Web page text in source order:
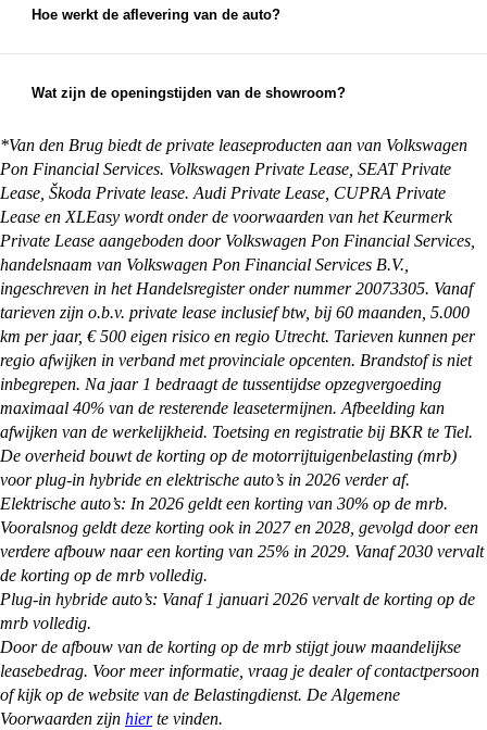
eerlijke inruilwaarde te bepalen. Hiervoor kun je
ruilen.
Hoe werkt de aflevering van de auto?
op te halen bij een van onze vestigingen, maar we
bij je thuis. Alles waar je rekening mee moet
houden en wat je zelf nog moet regelen, kun je
vinden op onzepagina met afleverinformatie.
Wat zijn de openingstijden van de showroom?
zaterdag. De exacte openingstijden van de
vestiging je wilt bezoeken vind je op:
https://vandenbrug.nl/vestigingen
*Van den Brug biedt de private leaseproducten aan van Volkswagen
Pon Financial Services. Volkswagen Private Lease, SEAT Private
Lease, Škoda Private lease. Audi Private Lease, CUPRA Private
Lease en XLEasy wordt onder de voorwaarden van het Keurmerk
Private Lease aangeboden door Volkswagen Pon Financial Services,
handelsnaam van Volkswagen Pon Financial Services B.V.,
ingeschreven in het Handelsregister onder nummer 20073305. Vanaf
tarieven zijn o.b.v. private lease inclusief btw, bij 60 maanden, 5.000
km per jaar, € 500 eigen risico en regio Utrecht. Tarieven kunnen per
regio afwijken in verband met provinciale opcenten. Brandstof is niet
inbegrepen. Na jaar 1 bedraagt de tussentijdse opzegvergoeding
maximaal 40% van de resterende leasetermijnen. Afbeelding kan
afwijken van de werkelijkheid. Toetsing en registratie bij BKR te Tiel.
De overheid bouwt de korting op de motorrijtuigenbelasting (mrb)
voor plug-in hybride en elektrische auto’s in 2026 verder af.
Elektrische auto’s: In 2026 geldt een korting van 30% op de mrb.
Vooralsnog geldt deze korting ook in 2027 en 2028, gevolgd door een
verdere afbouw naar een korting van 25% in 2029. Vanaf 2030 vervalt
de korting op de mrb volledig.
Plug-in hybride auto’s: Vanaf 1 januari 2026 vervalt de korting op de
mrb volledig.
Door de afbouw van de korting op de mrb stijgt jouw maandelijkse
leasebedrag. Voor meer informatie, vraag je dealer of contactpersoon
of kijk op de website van de Belastingdienst. De Algemene
Voorwaarden zijn hierte vinden.